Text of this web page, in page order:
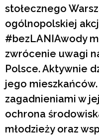
stołecznego
ogólnopolskiej
#bezLANIAwody
zwrócenie uwagi
Polsce. Aktywnie
jego
zagadnieniami w
ochrona
młodzieży oraz